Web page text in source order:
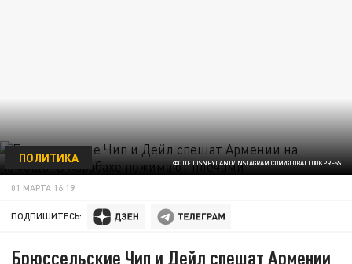
ФОТО: DISNEYLAND/INSTAGRAM.COM/GLOBALLOOKPRESS
ПОЛИТИКА
01 МАРТА 16:19
ПОДПИШИТЕСЬ:
Брюссельские Чип и Дейл спешат Армении